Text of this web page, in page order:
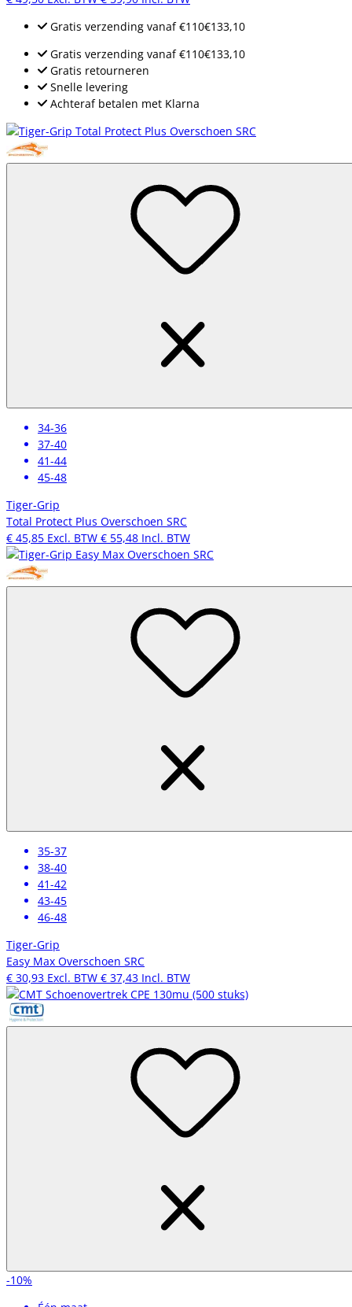
Gratis verzending vanaf€110€133,10
Gratis verzending vanaf€110€133,10
Gratis retourneren
Snelle levering
Achteraf betalen met Klarna
34-36
37-40
41-44
45-48
Tiger-Grip
Total Protect Plus Overschoen SRC
€ 45,85 Excl. BTW € 55,48 Incl. BTW
35-37
38-40
41-42
43-45
46-48
Tiger-Grip
Easy Max Overschoen SRC
€ 30,93 Excl. BTW € 37,43 Incl. BTW
-10%